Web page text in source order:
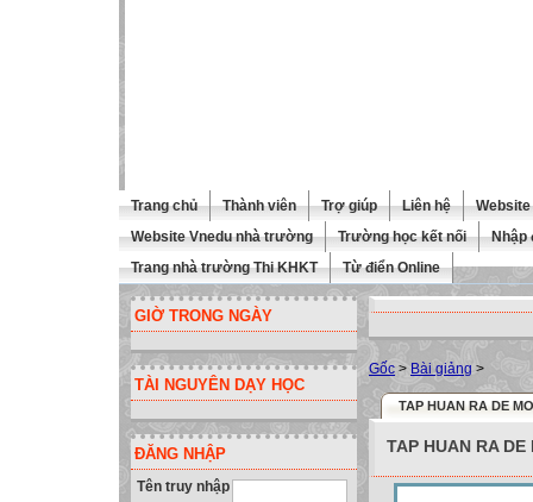
Trang chủ Thành viên Trợ giúp Liên hệ
Website Vnedu nhà trường
Trường học kết nối
Nhập
Trang nhà trường Thi KHKT
Từ điển Online
GIỜ TRONG NGÀY
TÀI NGUYÊN DẠY HỌC
ĐĂNG NHẬP
Tên truy nhập
Gốc > Bài giảng >
TAP HUAN RA DE
TAP HUAN RA DE